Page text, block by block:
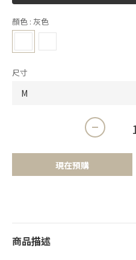
顏色 : 灰色
尺寸
現在預購
商品描述